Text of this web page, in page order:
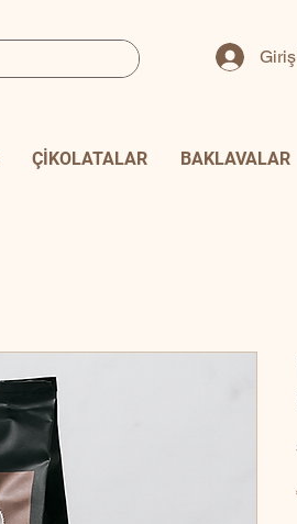
ÇİKOLATALAR BAKLAVALAR